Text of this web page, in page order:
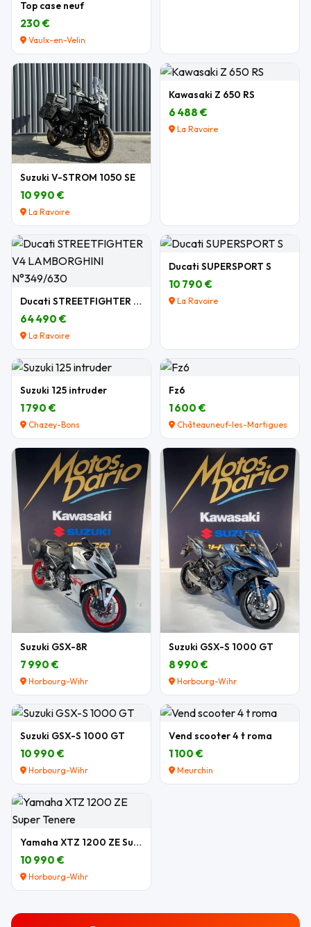
Top case neuf
230 €
Vaulx-en-Velin
Suzuki V-STROM 1050 SE
10 990 €
La Ravoire
Kawasaki Z 650 RS
6 488 €
La Ravoire
Ducati STREETFIGHTER V4 LAMBORGHINI N°349/630
64 490 €
La Ravoire
Ducati SUPERSPORT S
10 790 €
La Ravoire
Suzuki 125 intruder
1 790 €
Chazey-Bons
Fz6
1 600 €
Châteauneuf-les-Martigues
Suzuki GSX-8R
7 990 €
Horbourg-Wihr
Suzuki GSX-S 1000 GT
8 990 €
Horbourg-Wihr
Suzuki GSX-S 1000 GT
10 990 €
Horbourg-Wihr
Vend scooter 4 t roma
1 100 €
Meurchin
Yamaha XTZ 1200 ZE Super Tenere
10 990 €
Horbourg-Wihr